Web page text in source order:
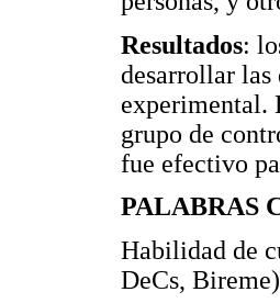
Resultados:
desarrollar
experimental.
grupo de
fue efectivo
PALABRAS
Habilidad de
DeCs,